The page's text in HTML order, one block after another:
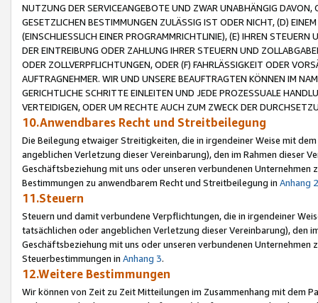
NUTZUNG DER SERVICEANGEBOTE UND ZWAR UNABHÄNGIG
GESETZLICHEN BESTIMMUNGEN ZULÄSSIG IST ODER NICHT, (D)
(EINSCHLIESSLICH EINER PROGRAMMRICHTLINIE), (E) IHREN
DER EINTREIBUNG ODER ZAHLUNG IHRER STEUERN UND
ODER ZOLLVERPFLICHTUNGEN, ODER (F) FAHRLÄSSIGKEIT ODER
AUFTRAGNEHMER. WIR UND UNSERE BEAUFTRAGTEN KÖNNEN IM
GERICHTLICHE SCHRITTE EINLEITEN UND JEDE PROZESSUALE
VERTEIDIGEN, ODER UM RECHTE AUCH ZUM ZWECK DER
10.Anwendbares Recht und Streitbeilegung
Die Beilegung etwaiger Streitigkeiten, die in irgendeiner Weise mit
angeblichen Verletzung dieser Vereinbarung), den im Rahmen dieser
Geschäftsbeziehung mit uns oder unseren verbundenen
Bestimmungen zu anwendbarem Recht und Streitbeilegung in Anhang 2
11.Steuern
Steuern und damit verbundene Verpflichtungen, die in irgendeiner
tatsächlichen oder angeblichen Verletzung dieser Vereinbarung), den
Geschäftsbeziehung mit uns oder unseren verbundenen
Steuerbestimmungen in Anhang 3.
12.Weitere Bestimmungen
Wir können von Zeit zu Zeit Mitteilungen im Zusammenhang mit dem